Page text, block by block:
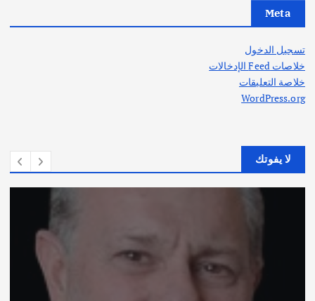
Meta
تسجيل الدخول
خلاصات Feed الإدخالات
خلاصة التعليقات
WordPress.org
لا يفوتك